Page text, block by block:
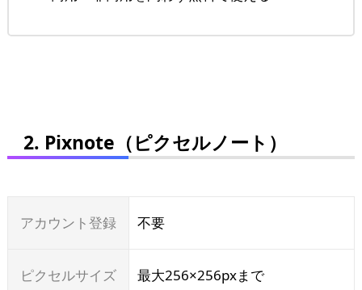
2. Pixnote（ピクセルノート）
アカウント登録 不要
ピクセルサイズ 最大256×256pxまで